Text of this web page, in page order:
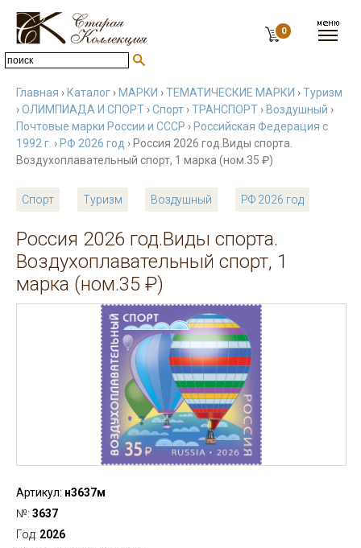
0
Главная › Каталог › МАРКИ ›ТЕМАТИЧЕСКИЕ МАРКИ ›Туризм
›ОЛИМПИАДА И СПОРТ ›Спорт ›ТРАНСПОРТ › Воздушный ›
Почтовые марки России и СССР › Российская Федерация с
1992 г. › РФ 2026 год › Россия 2026 год.Виды спорта.
Воздухоплавательный спорт, 1 марка (ном.35 ₽)
Спорт Туризм Воздушный РФ 2026 год
Россия 2026 год.Виды спорта.
Воздухоплавательный спорт, 1
марка (ном.35 ₽)
Артикул: н3637м
№: 3637
Год: 2026